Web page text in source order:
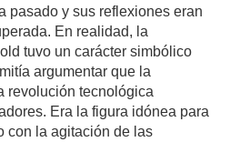
pasado y sus reflexiones eran
En realidad, la
tuvo un carácter simbólico
argumentar que la
revolución tecnológica
Era la figura idónea para
con la agitación de las